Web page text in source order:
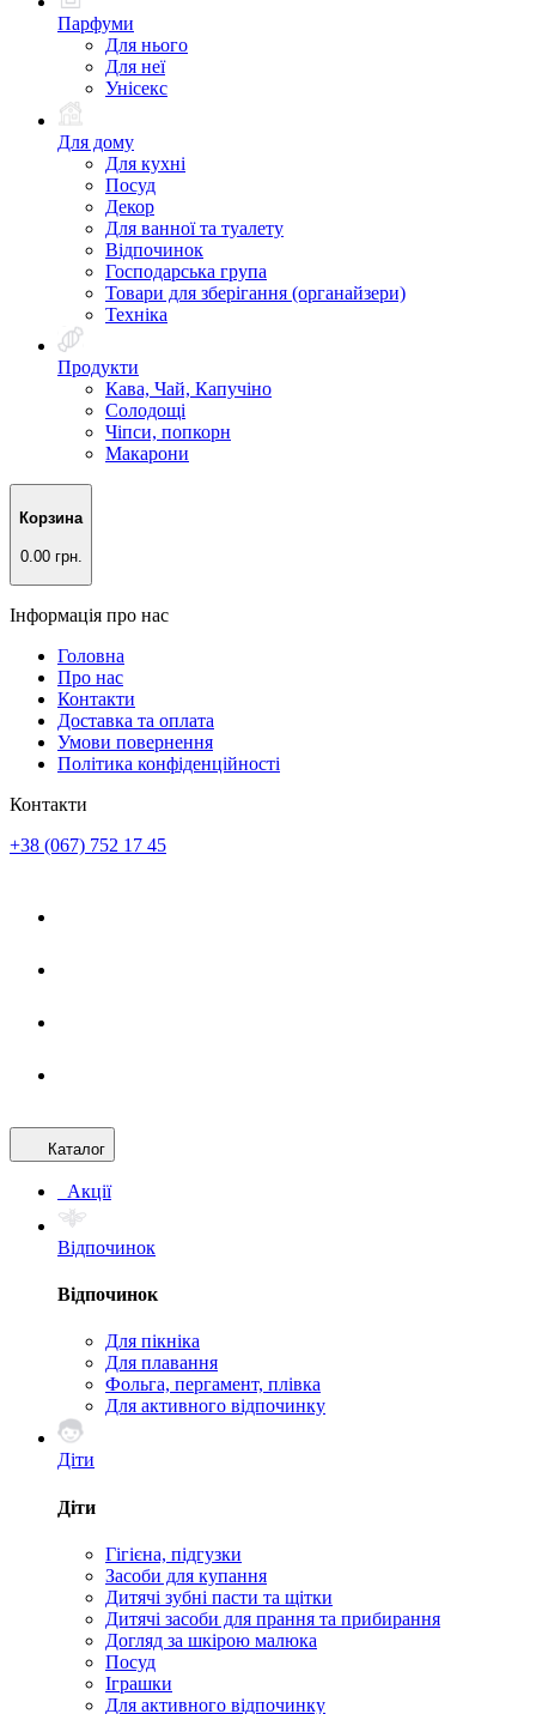
Парфуми
Для нього
Для неї
Унісекс
Для дому
Для кухні
Посуд
Декор
Для ванної та туалету
Відпочинок
Господарська група
Товари для зберігання (органайзери)
Техніка
Продукти
Кава, Чай, Капучіно
Солодощі
Чіпси, попкорн
Макарони
Корзина
0.00 грн.
Інформація про нас
Головна
Про нас
Контакти
Доставка та оплата
Умови повернення
Політика конфіденційності
Контакти
+38 (067) 752 17 45
Каталог
Акції
Відпочинок
Відпочинок
Для пікніка
Для плавання
Фольга, пергамент, плівка
Для активного відпочинку
Діти
Діти
Гігієна, підгузки
Засоби для купання
Дитячі зубні пасти та щітки
Дитячі засоби для прання та прибирання
Догляд за шкірою малюка
Посуд
Іграшки
Для активного відпочинку